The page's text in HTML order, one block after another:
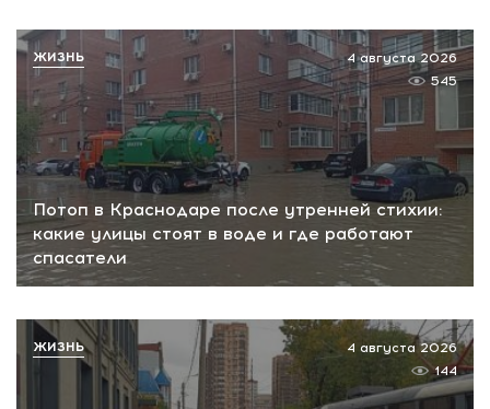
Потоп в Краснодаре после утренней стихии:
какие улицы стоят в воде и где работают
спасатели
4 августа 2026
545
ЖИЗНЬ
4 августа 2026
144
ЖИЗНЬ